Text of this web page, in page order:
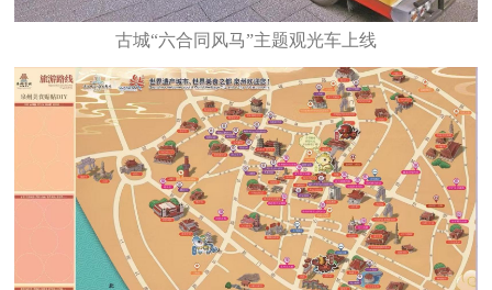
古城“六合同风马”主题观光车上线